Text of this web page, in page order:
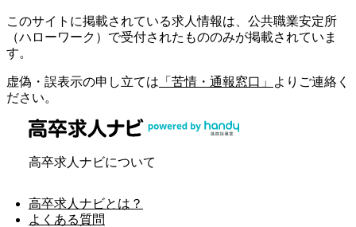
このサイトに掲載されている求人情報は、公共職業安定所
（ハローワーク）で受付されたもののみが掲載されていま
す。
虚偽・誤表示の申し立ては 「苦情・通報窓口」
よりご連絡く
ださい。
高卒求人ナビについて
高卒求人ナビとは？
よくある質問